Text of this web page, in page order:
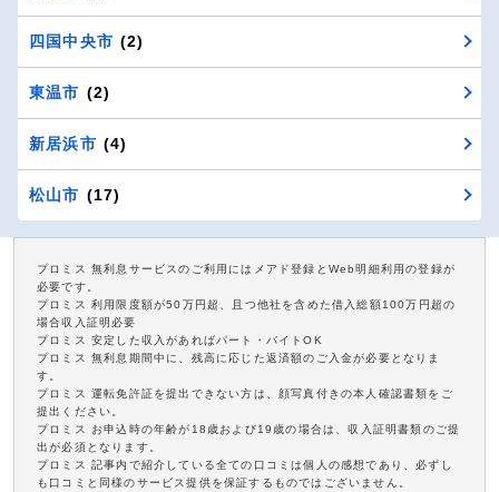
四国中央市 (2)
東温市 (2)
新居浜市 (4)
松山市 (17)
プロミス 無利息サービスのご利用にはメアド登録とWeb明細利用の登録が
必要です。
プロミス 利用限度額が50万円超、且つ他社を含めた借入総額100万円超の
場合収入証明必要
プロミス 安定した収入があればパート・バイトOK
プロミス 無利息期間中に、残高に応じた返済額のご入金が必要となりま
す。
プロミス 運転免許証を提出できない方は、顔写真付きの本人確認書類をご
提出ください。
プロミス お申込時の年齢が18歳および19歳の場合は、収入証明書類のご提
出が必須となります。
プロミス 記事内で紹介している全ての口コミは個人の感想であり、必ずし
も口コミと同様のサービス提供を保証するものではございません。